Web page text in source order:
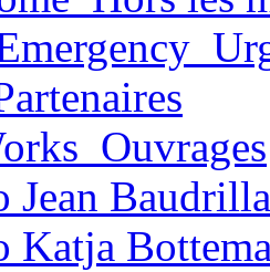
Jean
Katja